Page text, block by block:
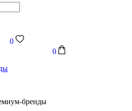
0
0
бренды